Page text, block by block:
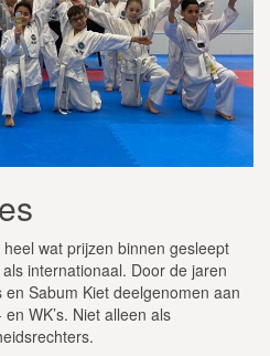
wat prijzen binnen gesleept
internationaal. Door de jaren
Sabum Kiet deelgenomen aan
WK’s. Niet alleen als